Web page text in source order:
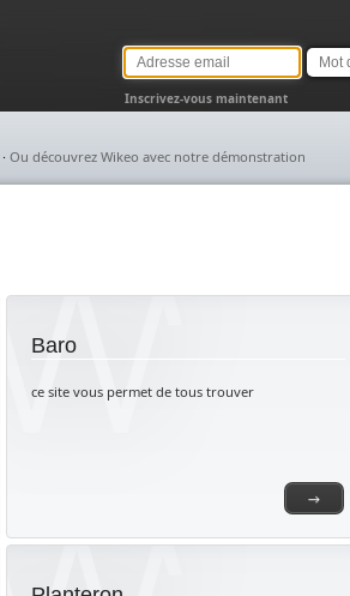
Adresse
email
Mot
de
passe
Inscrivez-vous maintenant
· Ou découvrez Wikeo avec notre démonstration
→
Baro
ce site vous permet de tous trouver